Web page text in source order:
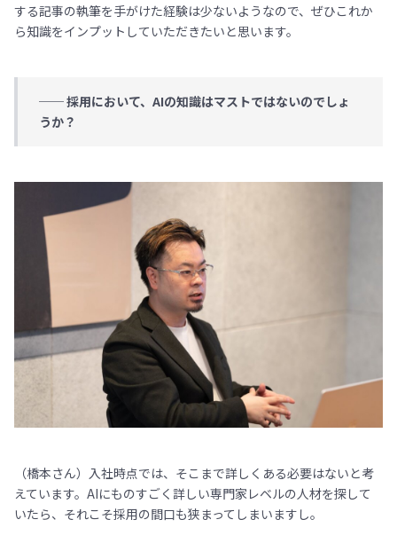
する記事の執筆を手がけた経験は少ないようなので、ぜひこれか
ら知識をインプットしていただきたいと思います。
── 採用において、AIの知識はマストではないのでしょ
うか？
（橋本さん）入社時点では、そこまで詳しくある必要はないと考
えています。AIにものすごく詳しい専門家レベルの人材を探して
いたら、それこそ採用の間口も狭まってしまいますし。